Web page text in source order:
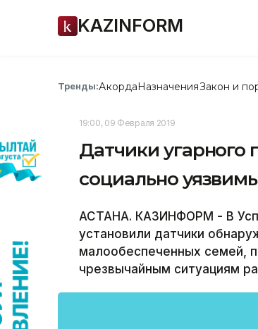
KAZINFORM
Тренды:АкордаНазначенияЗакон и
19:00, 09 Февраля 2019
Датчики угарного
социально
АСТАНА. КАЗИНФОРМ - В
установили датчики
малообеспеченных семей,
чрезвычайным ситуациям